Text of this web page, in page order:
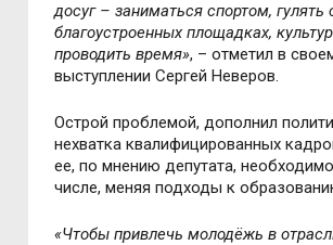
досуг – заниматься спортом, гулять
благоустроенных площадках,
проводить время», – отметил в
выступлении Сергей Неверов.
Острой проблемой, дополнил
нехватка квалифицированных
ее, по мнению депутата,
числе, меняя подходы к
«Чтобы привлечь молодёжь в